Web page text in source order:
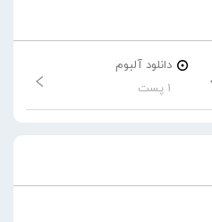
دانلود آلبوم
1 پست